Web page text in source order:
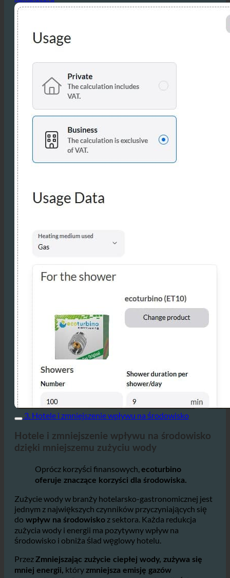
Oblicz swoje oszczędności w hotelu za pomocą
kalkulatora
3. Hotele i zmniejszenie wpływu na środowisko
dzięki mniejszemu zużyciu wody
ecoturbino
oferuje znaczące korzyści dla środowiska.
Zużycie wody w branży hotelarsko-gastronomicznej jest
jednym z największych czynników przyczyniających się
dowpływ na środowiskoz sektora. Każda redukcja
zużycia wody i energii ma pozytywny wpływ na
środowisko i obniża ślad węglowy hotelu.